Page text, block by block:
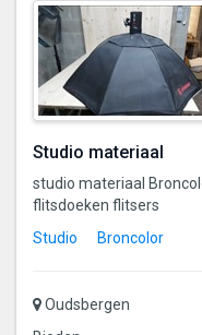
Studio materiaal
studio materiaal
flitsdoeken flitsers
Studio
Broncolor
Oudsbergen